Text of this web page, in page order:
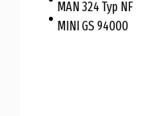
MAN 324 Typ NF
MINI GS 94000